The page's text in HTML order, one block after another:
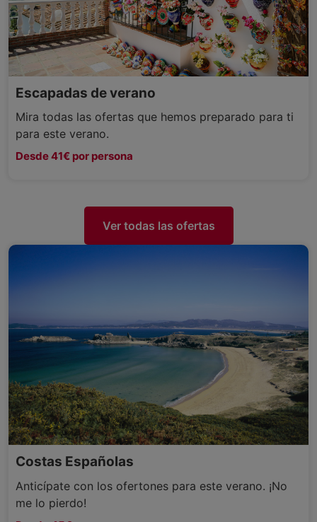
Escapadas de verano
Mira todas las ofertas que hemos preparado para ti
para este verano.
Desde 41€ por persona
Ver todas las ofertas
Costas Españolas
Anticípate con los ofertones para este verano. ¡No
me lo pierdo!